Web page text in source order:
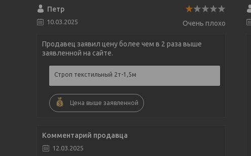
Петр
10.03.2025 Очень плохо
Продавец заявил цену более чем в 2 раза выше
заявленной на сайте.
Строп текстильный 2т-1,5м
Цена выше заявленной
Комментарий продавца
12.03.2025